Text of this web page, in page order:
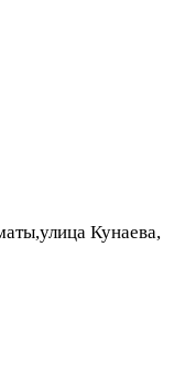
Кунаева,